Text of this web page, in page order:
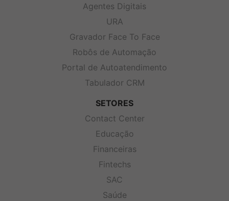
Agentes Digitais
URA
Gravador Face To Face
Robôs de Automação
Portal de Autoatendimento
Tabulador CRM
SETORES
Contact Center
Educação
Financeiras
Fintechs
SAC
Saúde